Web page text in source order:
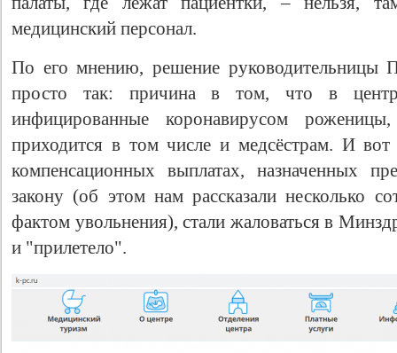
медицинский персонал.
По его мнению, решение руководительницы
просто так: причина в том, что в
инфицированные коронавирусом
приходится в том числе и медсёстрам. И
компенсационных выплатах, назначенных
закону (об этом нам рассказали несколько
фактом увольнения), стали жаловаться в
и "прилетело".